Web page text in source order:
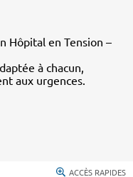
Hôpital en Tension –
à chacun,
aux urgences.
ACCÈS RAPIDES